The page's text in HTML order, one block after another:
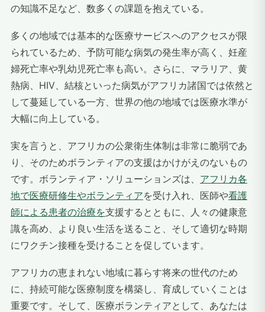
の知識不足など、数多くの課題を抱えている。
多くの地域では基本的な医療サービスへのアクセスが限
られているため、予防可能な病気の発生率が高く、妊産
婦死亡率や乳幼児死亡率も高い。さらに、マラリア、黄
熱病、HIV、結核といった病気がアフリカ諸国では依然と
して蔓延している一方、世界の他の地域では医療水準が
大幅に向上している。
実を言うと、アフリカの公衆衛生体制は非常に脆弱であ
り、そのためボランティアの支援はかけがえのないもの
です。ボランティア・ソリューションズは、 アフリカ各
地で医療研修生やボランティアを受け入れ、医師や看護
師による患者の治療を支援する とともに、人々の健康意
識を高め、より良い生活を送ること、そして適切な時期
にワクチン接種を受けることを促しています。
アフリカの恵まれない地域に暮らす将来の世代のため
に、持続可能な医療制度を構築し、育成していくことは
重要です。そして、医療ボランティアとして、あなたは